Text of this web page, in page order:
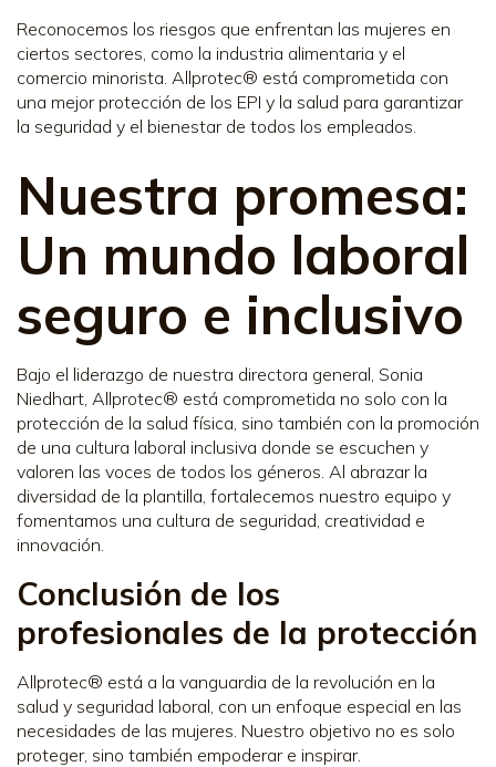
Reconocemos los riesgos que enfrentan las mujeres en
ciertos sectores, como la industria alimentaria y el
comercio minorista. Allprotec® está comprometida con
una mejor protección de los EPI y la salud para garantizar
la seguridad y el bienestar de todos los empleados.
Nuestra promesa:
Un mundo laboral
seguro e inclusivo
Bajo el liderazgo de nuestra directora general, Sonia
Niedhart, Allprotec® está comprometida no solo con la
protección de la salud física, sino también con la promoción
de una cultura laboral inclusiva donde se escuchen y
valoren las voces de todos los géneros. Al abrazar la
diversidad de la plantilla, fortalecemos nuestro equipo y
fomentamos una cultura de seguridad, creatividad e
innovación.
Conclusión de los
profesionales de la protección
Allprotec® está a la vanguardia de la revolución en la
salud y seguridad laboral, con un enfoque especial en las
necesidades de las mujeres. Nuestro objetivo no es solo
proteger, sino también empoderar e inspirar.